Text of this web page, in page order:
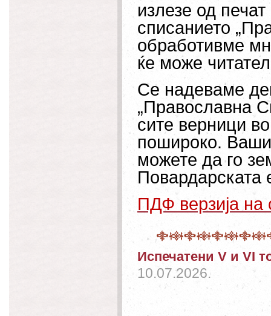
излезе од
списанието
обработивме
ќе може
Се надеваме
„Православна
сите верници
пошироко.
можете да го
Повардарската
ПДФ верзија на
Испечатени V и VI
10.07.2026.